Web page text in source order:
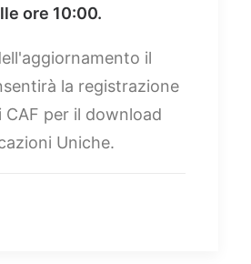
ore 10:00.
il
la registrazione
CAF per il download
Uniche.